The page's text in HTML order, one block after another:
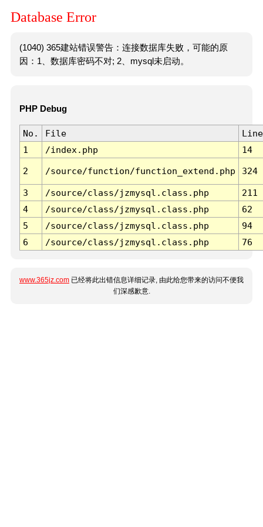
Database Error
(1040) 365建站错误警告：连接数据库失败，可能的原
因：1、数据库密码不对; 2、mysql未启动。
PHP Debug
No. File
Line
1
/index.php 14
2 /source/function/function_extend.php 324
3 /source/class/jzmysql.class.php
211
4
/source/class/jzmysql.class.php
62
5
/source/class/jzmysql.class.php
94
6
/source/class/jzmysql.class.php 76
www.365jz.com 已经将此出错信息详细记录, 由此给您带来的访问不便我
们深感歉意.